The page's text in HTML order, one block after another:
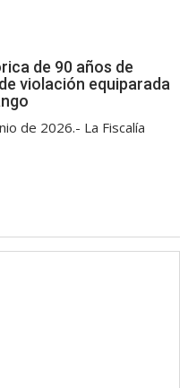
de 90 años de
violación equiparada
de 2026.- La Fiscalía